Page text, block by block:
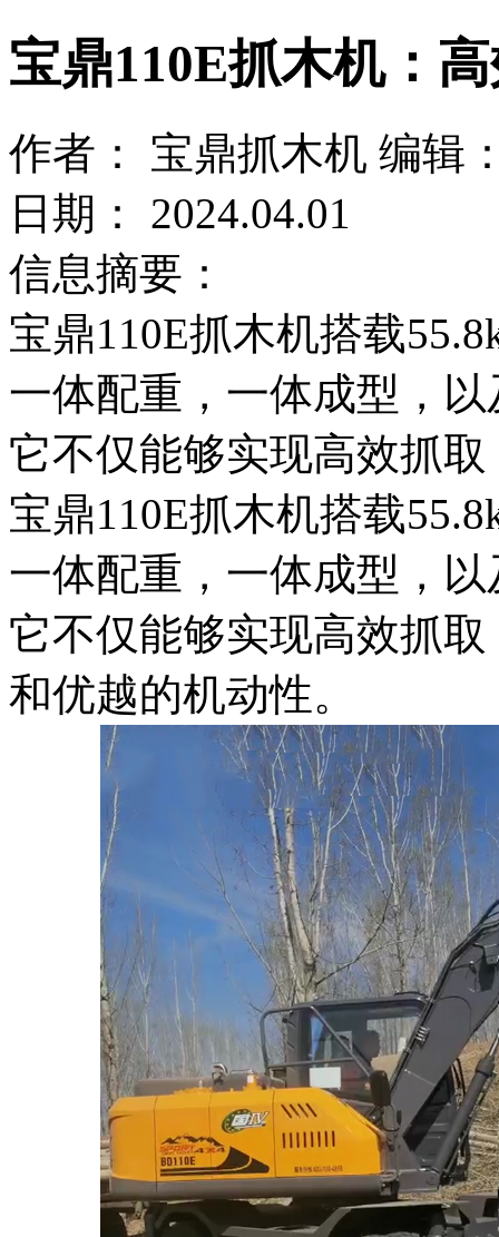
宝鼎110E抓木机：
作者： 宝鼎抓木机 编辑
日期： 2024.04.01
信息摘要：
宝鼎110E抓木机搭载
一体配重，一体成型，
它不仅能够实现高效抓
宝鼎110E抓木机搭载
一体配重，一体成型，
它不仅能够实现高效抓
和优越的机动性。